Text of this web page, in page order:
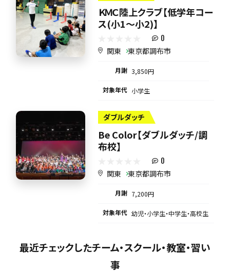
ＫＭＣ陸上クラブ【低学年コー
ス(小1～小2)】
0
関東 東京都調布市
月謝 3,850円
対象年代 小学生
ダブルダッチ
Be Color【ダブルダッチ/調
布校】
0
関東 東京都調布市
月謝 7,200円
対象年代 幼児・小学生・中学生・高校生
最近チェックしたチーム・スクール・教室・習い
事